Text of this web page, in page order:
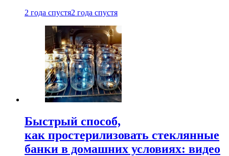
2 года спустя2 года спустя
Быстрый способ,
как простерилизовать стеклянные
банки в домашних условиях: видео